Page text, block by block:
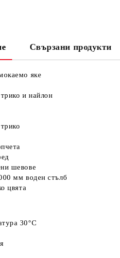
Свързани продукти
яке
и найлон
шевове
мм воден стълб
цвята
30°C